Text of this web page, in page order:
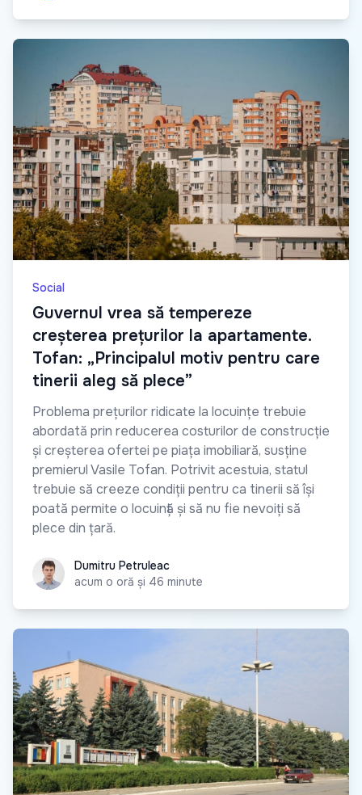
Social
Guvernul vrea să tempereze
creșterea prețurilor la apartamente.
Tofan: „Principalul motiv pentru care
tinerii aleg să plece”
Problema prețurilor ridicate la locuințe trebuie
abordată prin reducerea costurilor de construcție
și creșterea ofertei pe piața imobiliară, susține
premierul Vasile Tofan. Potrivit acestuia, statul
trebuie să creeze condiții pentru ca tinerii să își
poată permite o locuință și să nu fie nevoiți să
plece din țară.
Dumitru Petruleac
Dumitru Petruleac
acum o oră și 46 minute